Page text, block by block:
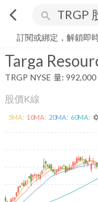
arrow_back_ios search
Targa Resources Corp.
訂閱或綁定，解鎖即
Targa
TRGP NYSE 量: 992,000
股價K線
5MA: 10MA: 20MA: 60MA: